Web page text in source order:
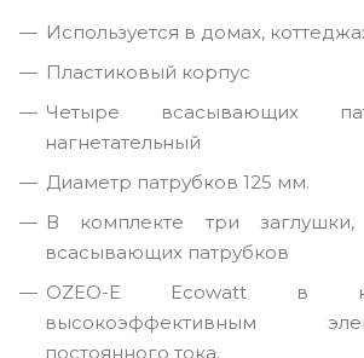
Используется в домах,
Пластиковый корпус
Четыре всасывающих
нагнетательный
Диаметр патрубков 125 мм.
В комплекте три
всасывающих патрубков
OZEO-E Ecowatt в
высокоэффективным
постоянного тока.